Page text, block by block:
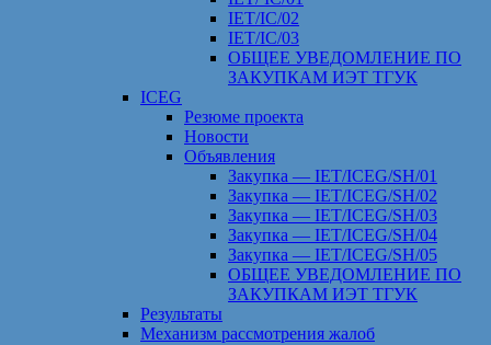
IET/IC/02
IET/IC/03
ОБЩЕЕ УВЕДОМЛЕНИЕ ПО
ЗАКУПКАМ ИЭТ ТГУК
ICEG
Резюме проекта
Новости
Объявления
Закупка — IET/ICEG/SH/01
Закупка — IET/ICEG/SH/02
Закупка — IET/ICEG/SH/03
Закупка — IET/ICEG/SH/04
Закупка — IET/ICEG/SH/05
ОБЩЕЕ УВЕДОМЛЕНИЕ ПО
ЗАКУПКАМ ИЭТ ТГУК
Результаты
Механизм рассмотрения жалоб